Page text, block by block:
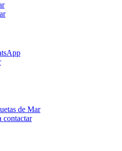
de Mar
contactar